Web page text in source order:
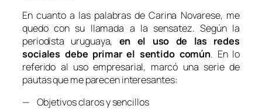
En cuanto a las palabras de Carina Novarese, me
quedo con su llamada a la sensatez. Según la
periodista uruguaya, en el uso de las redes
sociales debe primar el sentido común. En lo
referido al uso empresarial, marcó una serie de
pautas que me parecen interesantes:
— Objetivos claros y sencillos